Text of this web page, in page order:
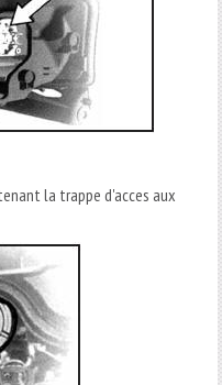
la trappe d'acces aux